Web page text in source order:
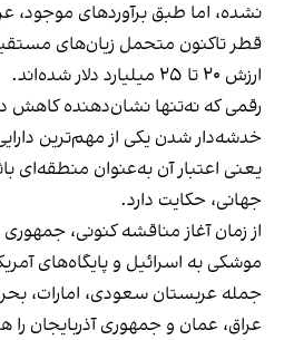
نشده، اما طبق برآوردهای موجود،
قطر تاکنون متحمل زیان‌های
ارزش ۲۰ تا ۲۵ میلیارد دلار شده‌اند.
رقمی که نه‌تنها نشان‌دهنده کاهش
خدشه‌دار شدن یکی از مهم‌ترین
یعنی اعتبار آن به‌عنوان منطقه‌ای
جهانی، حکایت دارد.
از زمان آغاز مناقشه کنونی،
موشکی به اسرائیل و پایگاه‌های
جمله عربستان سعودی، امارات،
عراق، عمان و جمهوری آذربایجان را